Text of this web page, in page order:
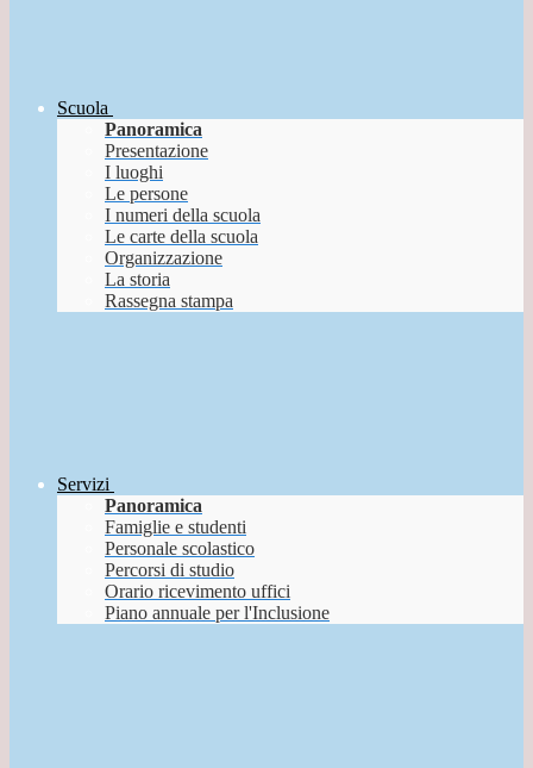
Scuola
Panoramica
Presentazione
I luoghi
Le persone
I numeri della scuola
Le carte della scuola
Organizzazione
La storia
Rassegna stampa
Servizi
Panoramica
Famiglie e studenti
Personale scolastico
Percorsi di studio
Orario ricevimento uffici
Piano annuale per l'Inclusione